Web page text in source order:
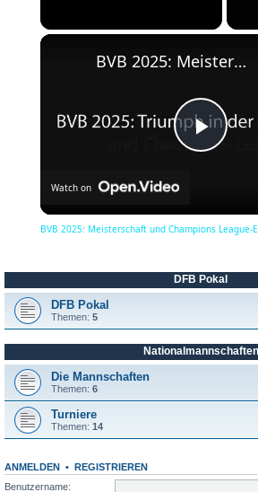
P
V
d
BVB 2025: Meisterschaft und Champions League-Erfolg
Watch on
BVB 2025: Meisterschaft und Champions League-
DFB Pokal
DFB Pokal
Themen: 5
Nationalmannschaften
Die Mannschaften
Themen: 6
Turniere
Themen: 14
ANMELDEN •
REGISTRIEREN
Benutzername: